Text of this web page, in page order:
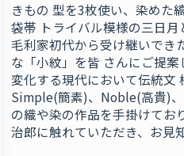
きもの 型を3枚使い、染めた
袋帯 トライバル模様の三日月
毛利家初代から受け継いでき
な「小紋」を皆 さんにご提案
変化する現代において伝統文
Simple(簡素)、Noble(高貴)
の織や染の作品を手掛けてお
治郎に触れていただき、お見